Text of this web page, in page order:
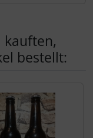
kauften,
bestellt: